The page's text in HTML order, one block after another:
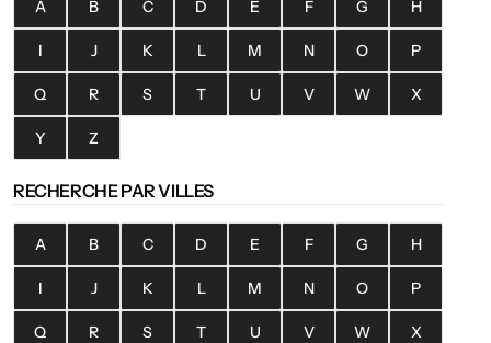
A B C D E F G H
I J K L M N O P
Q R S T U V W X
Y Z
RECHERCHE PAR VILLES
A B C D E F G H
I J K L M N O P
Q R S T U V W X